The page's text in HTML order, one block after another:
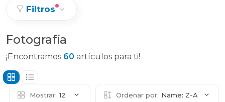
Filtros
Fotografía
¡Encontramos 60 artículos para ti!
Mostrar: 12 Ordenar por: Name: Z-A